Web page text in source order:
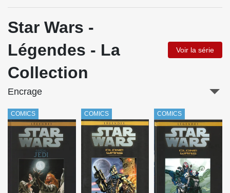
Star Wars -
Légendes - La
Collection
Voir la série
Encrage
COMICS COMICS COMICS